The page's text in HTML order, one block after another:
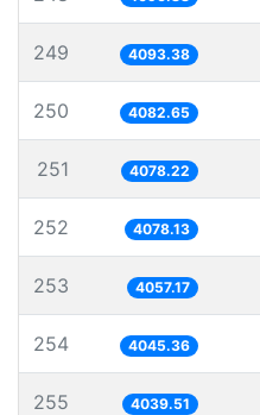
249 4093.38
250 4082.65
251 4078.22
252 4078.13
253 4057.17
254 4045.36
255 4039.51